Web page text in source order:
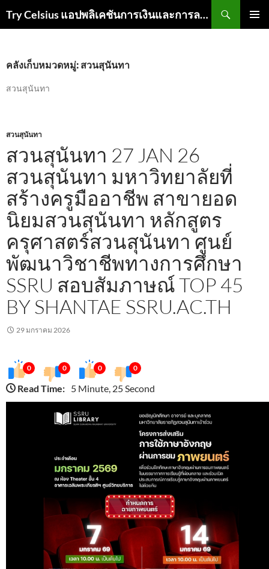
Try Celsius แอปพลิเคชันการเงินและการลงทุน
เนื้อหา
คลังเก็บหมวดหมู่: สวนสุนันทา
สวนสุนันทา
สวนสุนันทา
สวนสุนันทา 27 JAN 26
สวนสุนันทา มหาวิทยาลัยที่
สร้างครูมืออาชีพ สาขายอด
นิยมสวนสุนันทา หลักสูตร
ครุศาสตร์สวนสุนันทา ศูนย์
พัฒนาวิชาชีพทางการศึกษา
SSRU สอบสัมภาษณ์ TOP 45
BY SHANTAE SSRU.AC.TH
29 มกราคม 2026
0 0 0 0
Read Time: 5 Minute, 25 Second